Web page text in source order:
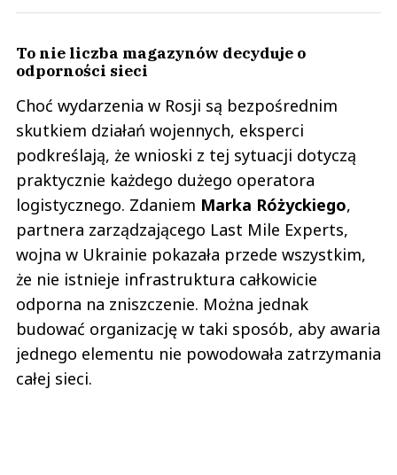
To nie liczba magazynów decyduje o
odporności sieci
Choć wydarzenia w Rosji są bezpośrednim
skutkiem działań wojennych, eksperci
podkreślają, że wnioski z tej sytuacji dotyczą
praktycznie każdego dużego operatora
logistycznego. Zdaniem Marka Różyckiego,
partnera zarządzającego Last Mile Experts,
wojna w Ukrainie pokazała przede wszystkim,
że nie istnieje infrastruktura całkowicie
odporna na zniszczenie. Można jednak
budować organizację w taki sposób, aby awaria
jednego elementu nie powodowała zatrzymania
całej sieci.